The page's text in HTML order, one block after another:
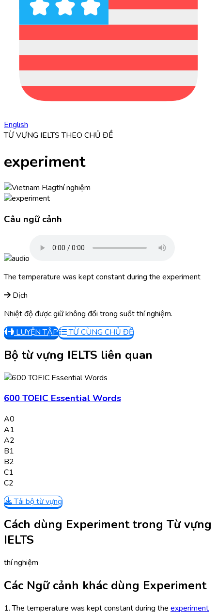
English
TỪ VỰNG IELTS THEO CHỦ ĐỀ
experiment
thí nghiệm
Câu ngữ cảnh
The temperature was kept constant during the experiment
Dịch
Nhiệt độ được giữ không đổi trong suốt thí nghiệm.
LUYỆN TẬP
TỪ CÙNG CHỦ ĐỀ
Bộ từ vựng IELTS liên quan
600 TOEIC Essential Words
A0
A1
A2
B1
B2
C1
C2
Tải bộ từ vựng
Cách dùng Experiment trong Từ vựng
IELTS
thí nghiệm
Các Ngữ cảnh khác dùng Experiment
1. The temperature was kept constant during the experiment